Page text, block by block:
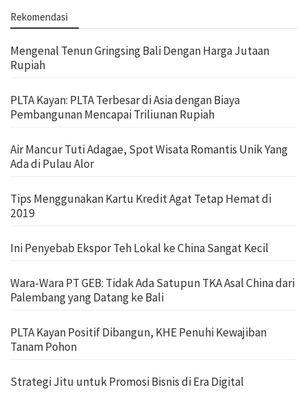
Rekomendasi
Mengenal Tenun Gringsing Bali Dengan Harga Jutaan
Rupiah
PLTA Kayan: PLTA Terbesar di Asia dengan Biaya
Pembangunan Mencapai Triliunan Rupiah
Air Mancur Tuti Adagae, Spot Wisata Romantis Unik Yang
Ada di Pulau Alor
Tips Menggunakan Kartu Kredit Agat Tetap Hemat di
2019
Ini Penyebab Ekspor Teh Lokal ke China Sangat Kecil
Wara-Wara PT GEB: Tidak Ada Satupun TKA Asal China dari
Palembang yang Datang ke Bali
PLTA Kayan Positif Dibangun, KHE Penuhi Kewajiban
Tanam Pohon
Strategi Jitu untuk Promosi Bisnis di Era Digital